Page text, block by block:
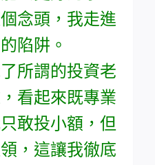
念頭，我走進
陷阱。
所謂的投資老
看起來既專業
敢投小額，但
，這讓我徹底